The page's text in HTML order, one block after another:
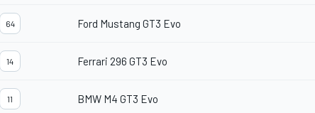
64 Ford Mustang GT3 Evo
14 Ferrari 296 GT3 Evo
11 BMW M4 GT3 Evo